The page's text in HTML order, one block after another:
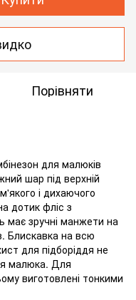
Порівняти
для малюків
шар під верхній
і дихаючого
дотик фліс з
має зручні манжети на
Блискавка на всю
для підборіддя не
малюка. Для
виготовлені тонкими